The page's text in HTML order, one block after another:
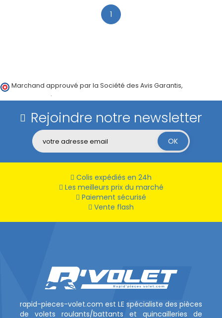
1
Marchand approuvé par la Société des Avis Garantis,
.
Rejoindre notre newsletter
Colis expédiés en 24h
Les meilleurs prix du marché
Paiement sécurisé
Vente flash
rapid-pieces-volet.com est LE spécialiste des pièces
de volets roulants/battants et quincailleries de